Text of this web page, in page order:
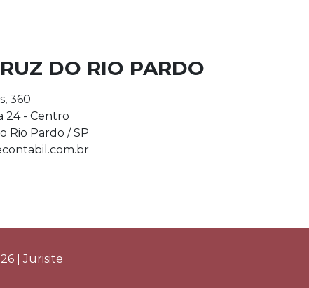
DO RIO PARDO
360
24 - Centro
Rio Pardo / SP
| Jurisite